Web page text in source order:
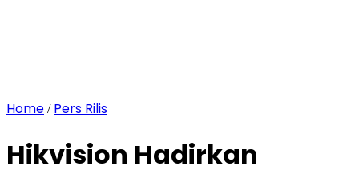
Home / Pers Rilis
Hikvision Hadirkan